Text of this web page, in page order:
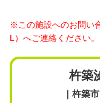
※この施設へのお問い
L）へご連絡ください。
杵築
｜杵築